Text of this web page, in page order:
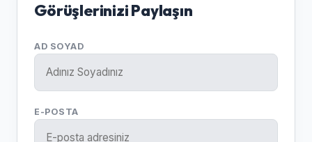
Görüşlerinizi Paylaşın
AD SOYAD
E-POSTA